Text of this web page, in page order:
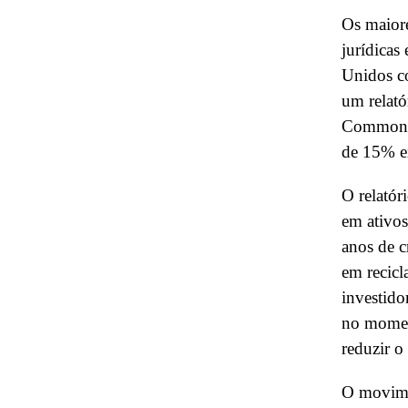
Os
jurídicas
Unidos
um
de 15%
O
em
anos de
em
no
reduzir o
O